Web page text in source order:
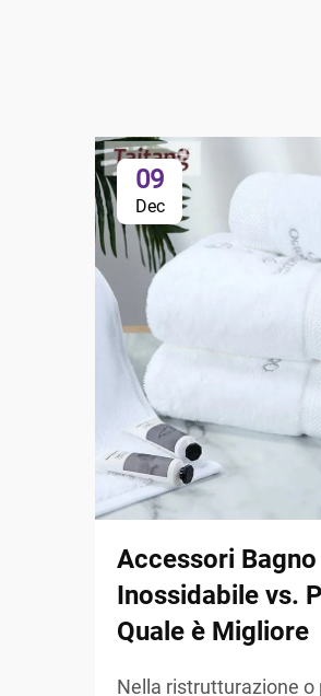
09
Dec
Accessori
Inossidabile vs.
Quale è Migliore
Nella ristrutturazione o